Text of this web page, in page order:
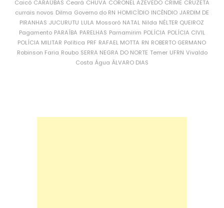
Caicó CARAÚBAS Ceará CHUVA CORONEL AZEVEDO CRIME CRUZETA
currais novos Dilma Governo do RN HOMICÍDIO INCÊNDIO JARDIM DE
PIRANHAS JUCURUTU LULA Mossoró NATAL Nilda NÉLTER QUEIROZ
Pagamento PARAÍBA PARELHAS Parnamirim POLÍCIA POLÍCIA CIVIL
POLÍCIA MILITAR Política PRF RAFAEL MOTTA RN ROBERTO GERMANO
Robinson Faria Roubo SERRA NEGRA DO NORTE Temer UFRN Vivaldo
Costa Água ÁLVARO DIAS